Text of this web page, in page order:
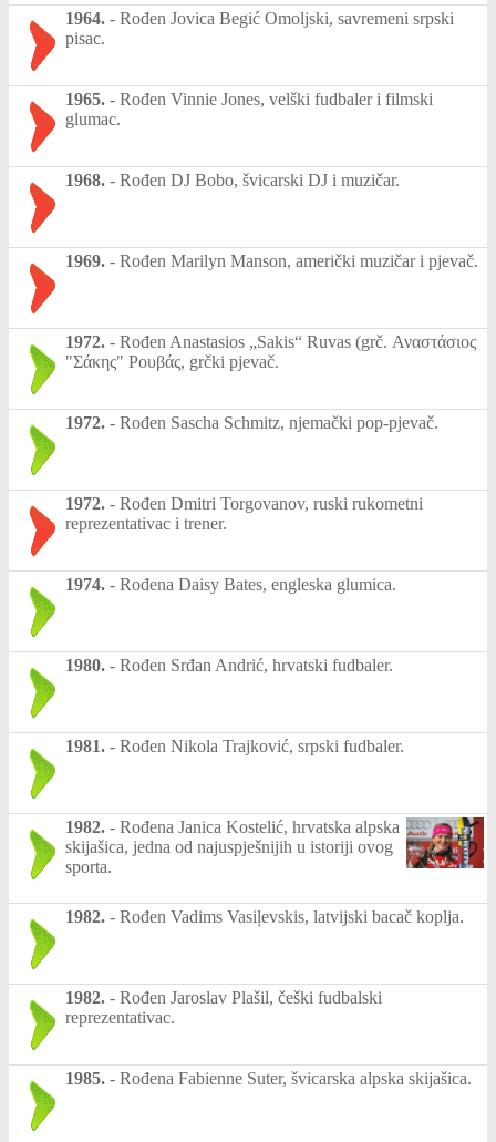
1964. - Rođen Jovica Begić Omoljski, savremeni srpski
pisac.
1965. - Rođen Vinnie Jones, velški fudbaler i filmski
glumac.
1968. - Rođen DJ Bobo, švicarski DJ i muzičar.
1969. - Rođen Marilyn Manson, američki muzičar i pjevač.
1972. - Rođen Anastasios „Sakis“ Ruvas (grč. Αναστάσιος
"Σάκης" Ρουβάς, grčki pjevač.
1972. - Rođen Sascha Schmitz, njemački pop-pjevač.
1972. - Rođen Dmitri Torgovanov, ruski rukometni
reprezentativac i trener.
1974. - Rođena Daisy Bates, engleska glumica.
1980. - Rođen Srđan Andrić, hrvatski fudbaler.
1981. - Rođen Nikola Trajković, srpski fudbaler.
1982. - Rođena Janica Kostelić, hrvatska alpska
skijašica, jedna od najuspješnijih u istoriji ovog
sporta.
1982. - Rođen Vadims Vasiļevskis, latvijski bacač koplja.
1982. - Rođen Jaroslav Plašil, češki fudbalski
reprezentativac.
1985. - Rođena Fabienne Suter, švicarska alpska skijašica.